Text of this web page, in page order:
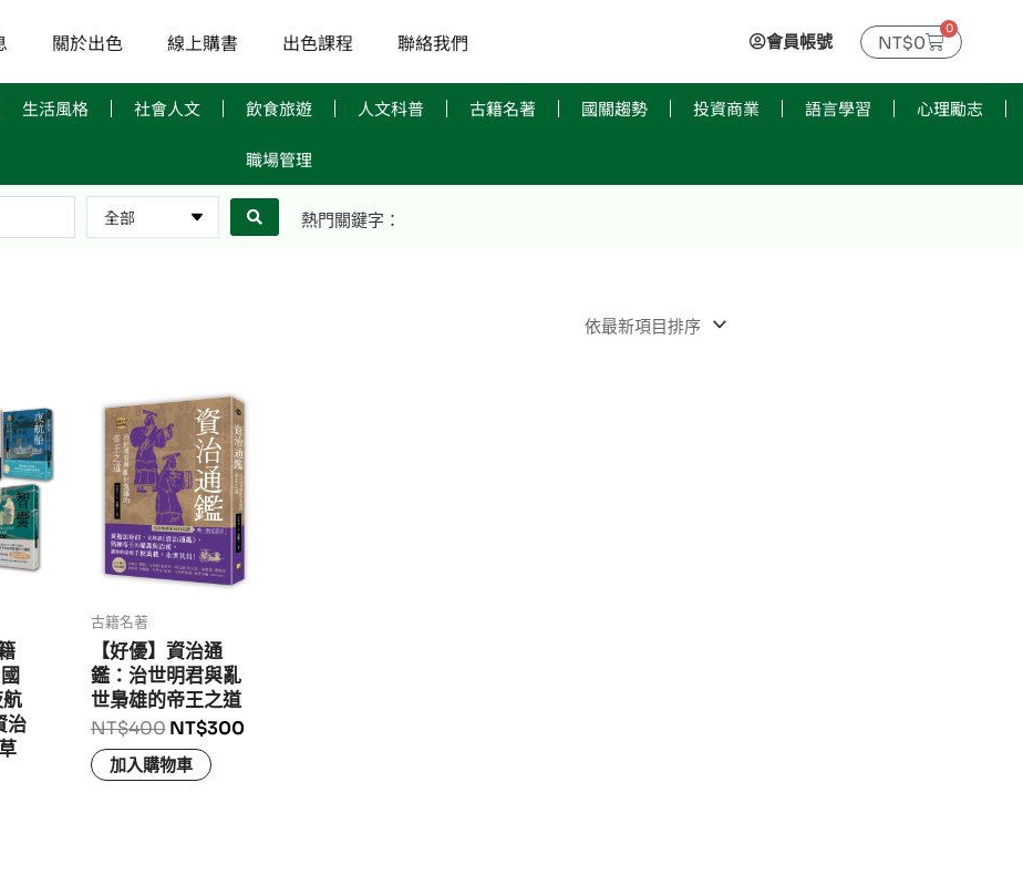
關於出色 線上購書 出色課程 聯絡我們 會員帳號 NT$0
0
購
物
籃
生活風格 社會人文 飲食旅遊 人文科普 古籍名著 國關趨勢 投資商業 語言學習 心理勵志
職場管理
治
古籍名著
【好優】資治通
鑑：治世明君與亂
世梟雄的帝王之道
NT$400 NT$300
加入購物車